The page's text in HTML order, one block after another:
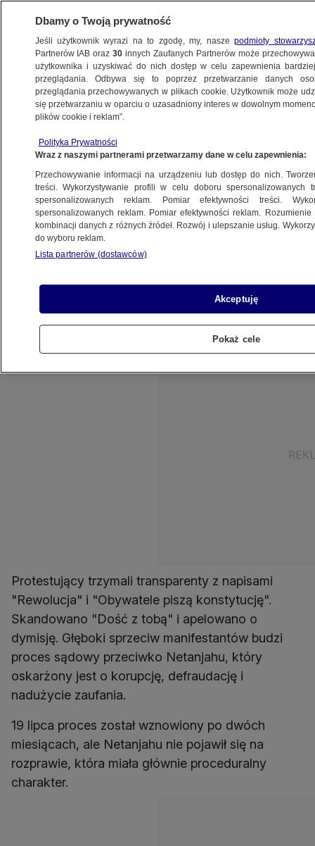
ŚWIAT
z tobą"
6.09.2020, 08:44
Udostępnij
Tysiące osób wzywają do dymisji premiera
Jerozolimie. Szef izraelskiego rządu wzywany
był do rezygnacji z urzędu ze względu na
ciążące na nim zarzuty korupcyjne.
Protestujący trzymali transparenty z napisami
"Rewolucja" i "Obywatele piszą konstytucję".
Skandowano "Dość z tobą" i apelowano o
dymisję. Głęboki sprzeciw manifestantów budzi
proces sądowy przeciwko Netanjahu, który
oskarżony jest o korupcję, defraudację i
nadużycie zaufania.
19 lipca proces został wznowiony po dwóch
miesiącach, ale Netanjahu nie pojawił się na
rozprawie, która miała głównie proceduralny
charakter.
Dbamy o Twoją prywatność
Jeśli użytkownik wyrazi na to zgodę, my, naszepodmioty
Partnerów IAB oraz30 innych Zaufanych Partnerów może
użytkownika i uzyskiwać do nich dostęp w celu zapewnienia
przeglądania. Odbywa się to poprzez przetwarzanie danych
przeglądania przechowywanych w plikach cookie. Użytkownik może
się przetwarzaniu w oparciu o uzasadniony interes w dowolnym
plików cookie i reklam”.
Polityka Prywatności
Wraz z naszymi partnerami przetwarzamy dane w celu zapewnienia:
Przechowywanie informacji na urządzeniu lub dostęp do nich.
treści. Wykorzystywanie profili w celu doboru spersonalizowanych
spersonalizowanych reklam. Pomiar efektywności treści.
spersonalizowanych reklam. Pomiar efektywności reklam.
kombinacji danych z różnych źródeł. Rozwój i ulepszanie usług.
do wyboru reklam.
Lista partnerów (dostawców)
Akceptuję
Pokaż cele